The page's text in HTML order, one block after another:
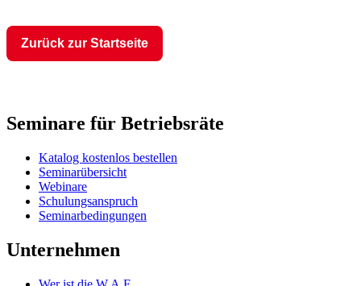
Zurück zur Startseite
Seminare für Betriebsräte
Katalog kostenlos bestellen
Seminarübersicht
Webinare
Schulungsanspruch
Seminarbedingungen
Unternehmen